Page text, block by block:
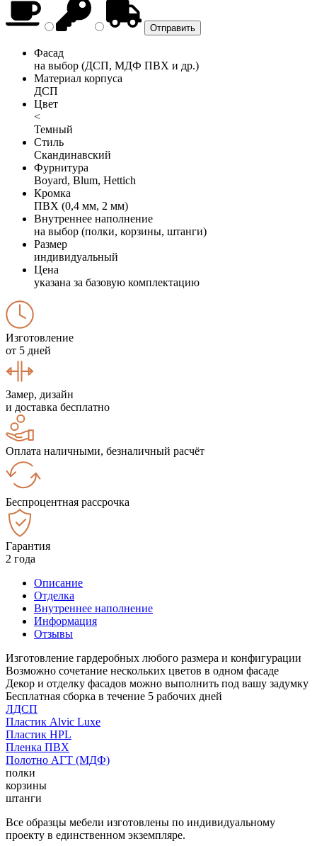
Фасад
на выбор (ДСП, МДФ ПВХ и др.)
Материал корпуса
ДСП
Цвет
<
Темный
Стиль
Скандинавский
Фурнитура
Boyard, Blum, Hettich
Кромка
ПВХ (0,4 мм, 2 мм)
Внутреннее наполнение
на выбор (полки, корзины, штанги)
Размер
индивидуальный
Цена
указана за базовую комплектацию
Изготовление
от 5 дней
Замер, дизайн
и доставка бесплатно
Оплата наличными, безналичный расчёт
Беспроцентная рассрочка
Гарантия
2 года
Описание
Отделка
Внутреннее наполнение
Информация
Отзывы
Изготовление гардеробных любого размера и конфигурации
Возможно сочетание нескольких цветов в одном фасаде
Декор и отделку фасадов можно выполнить под вашу задумку
Бесплатная сборка в течение 5 рабочих дней
ЛДСП
Пластик Alvic Luxe
Пластик HPL
Пленка ПВХ
Полотно АГТ (МДФ)
полки
корзины
штанги
Все образцы мебели изготовлены по индивидуальному
проекту в единственном экземпляре.